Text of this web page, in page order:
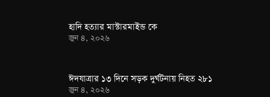
হাদি হত্যার মাস্টারমাইন্ড কে
জুন ৪, ২০২৬
ঈদযাত্রার ১৩ দিনে সড়ক দুর্ঘটনায় নিহত ২৮১
জুন ৪, ২০২৬